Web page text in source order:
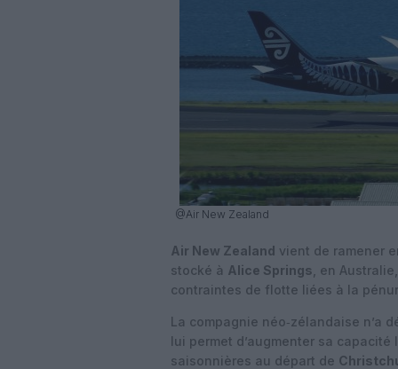
@Air New Zealand
Air New Zealand vient de ramener
stocké à Alice Springs , en
contraintes de flotte liées à la
La compagnie néo‑zélandaise n’a
lui permet d’augmenter sa
saisonnières au départ de